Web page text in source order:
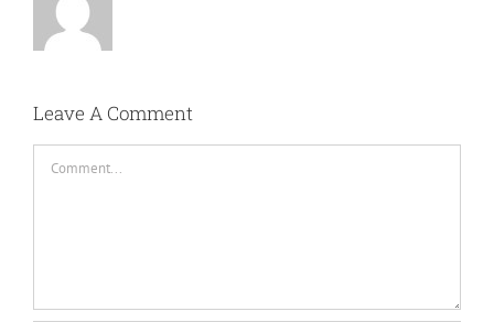
Leave A Comment